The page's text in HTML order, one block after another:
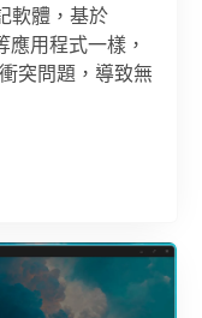
軟體，基於
用程式一樣，
突問題，導致無